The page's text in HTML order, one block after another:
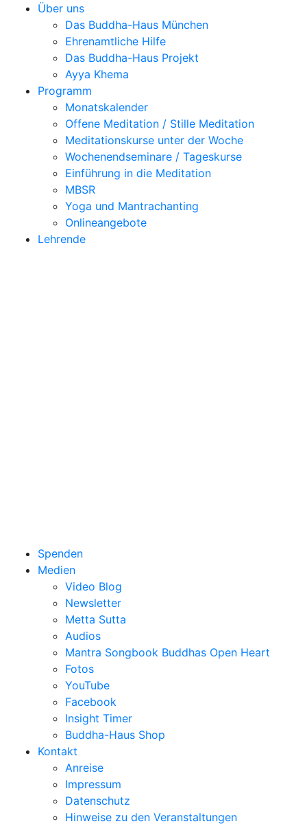
Über uns
Das Buddha-Haus München
Ehrenamtliche Hilfe
Das Buddha-Haus Projekt
Ayya Khema
Programm
Monatskalender
Offene Meditation / Stille Meditation
Meditationskurse unter der Woche
Wochenendseminare / Tageskurse
Einführung in die Meditation
MBSR
Yoga und Mantrachanting
Onlineangebote
Lehrende
Spenden
Medien
Video Blog
Newsletter
Metta Sutta
Audios
Mantra Songbook Buddhas Open Heart
Fotos
YouTube
Facebook
Insight Timer
Buddha-Haus Shop
Kontakt
Anreise
Impressum
Datenschutz
Hinweise zu den Veranstaltungen